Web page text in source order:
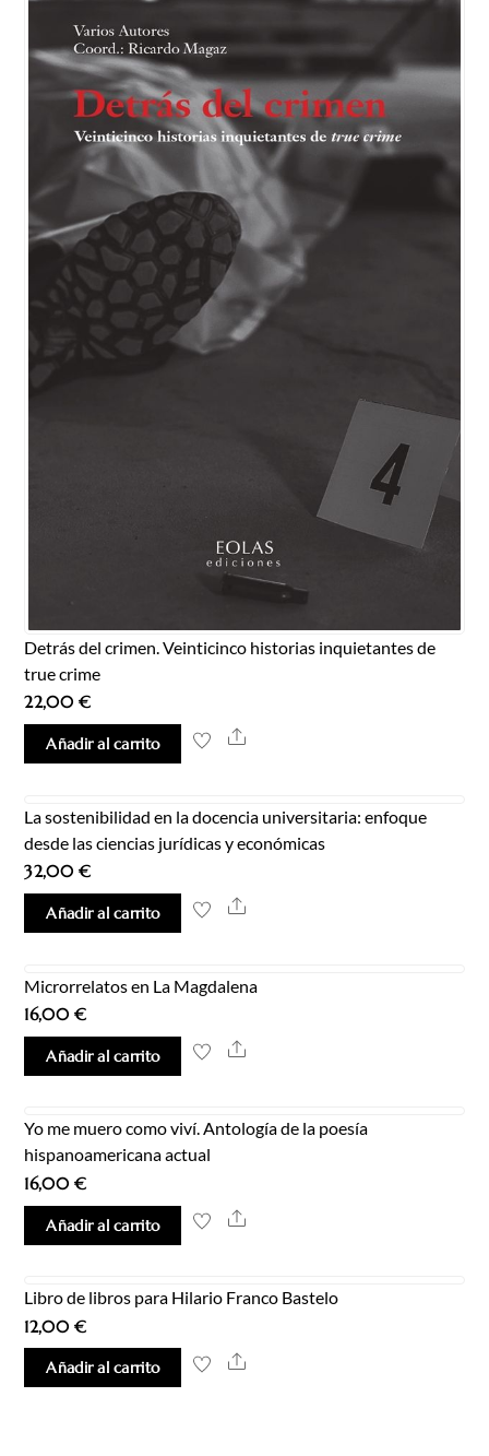
Detrás del crimen. Veinticinco historias inquietantes de
true crime
22,00€
Añadir al carrito Share
La sostenibilidad en la docencia universitaria: enfoque
desde las ciencias jurídicas y económicas
32,00€
Añadir al carrito Share
Microrrelatos en La Magdalena
16,00€
Añadir al carrito Share
Yo me muero como viví. Antología de la poesía
hispanoamericana actual
16,00€
Añadir al carrito Share
Libro de libros para Hilario Franco Bastelo
12,00€
Añadir al carrito Share